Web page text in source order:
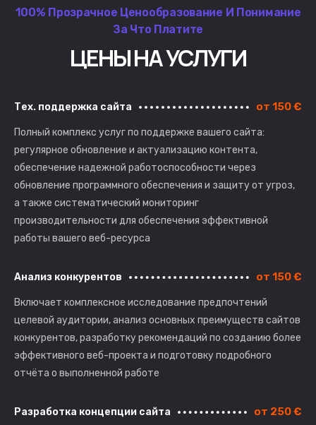
100% Прозрачное Ценообразование И Понимание
За Что Платите
ЦЕНЫ НА УСЛУГИ
Тех. поддержка сайта от 150 €
Полный комплекс услуг по поддержке вашего сайта:
регулярное обновление и актуализацию контента,
обеспечение надежной работоспособности через
обновление программного обеспечения и защиту от угроз,
а также систематический мониторинг
производительности для обеспечения эффективной
работы вашего веб-ресурса
Анализ конкурентов от 150 €
Включает комплексное исследование предпочтений
целевой аудитории, анализ основных преимуществ сайтов
конкурентов, разработку рекомендаций по созданию более
эффективного веб-проекта и подготовку подробного
отчёта о выполненной работе
Разработка концепции сайта от 250 €